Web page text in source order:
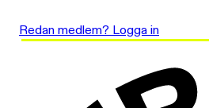
Redan medlem? Logga in